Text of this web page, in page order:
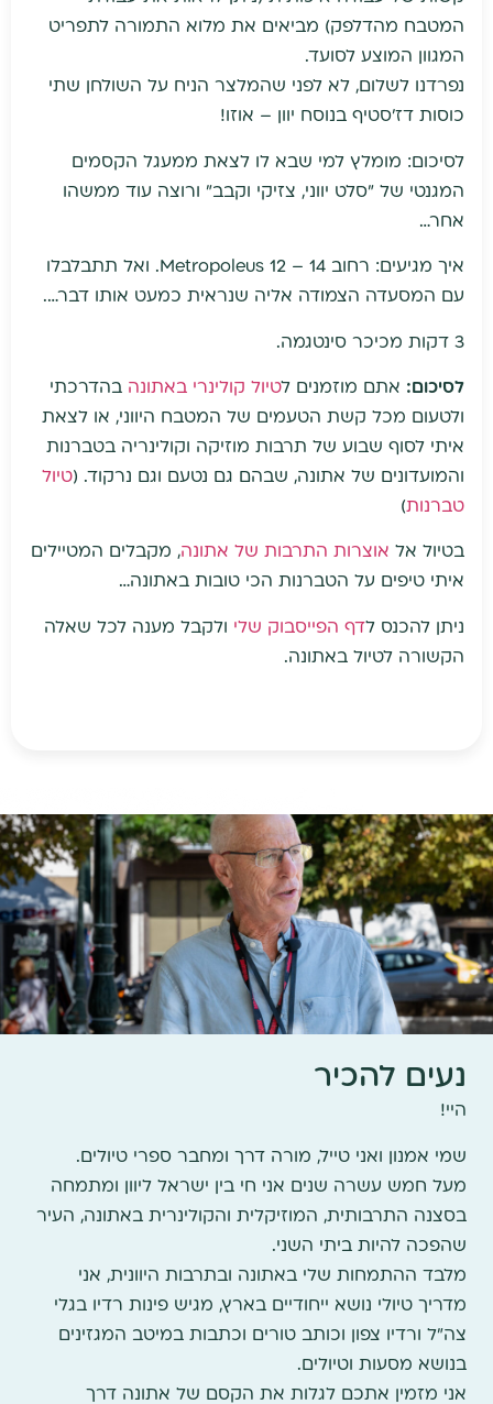
המטבח מהדלפק) מביאים את מלוא התמורה לתפריט
המגוון המוצע לסועד.
נפרדנו לשלום, לא לפני שהמלצר הניח על השולחן שתי
כוסות דז'סטיף בנוסח יוון – אוזו!
לסיכום: מומלץ למי שבא לו לצאת ממעגל הקסמים
המגנטי של "סלט יווני, צזיקי וקבב" ורוצה עוד ממשהו
אחר…
איך מגיעים: רחוב Metropoleus 12 – 14. ואל תתבלבלו
עם המסעדה הצמודה אליה שנראית כמעט אותו דבר….
3 דקות מכיכר סינטגמה.
לסיכום: אתם מוזמנים לטיול קולינרי באתונה בהדרכתי
ולטעום מכל קשת הטעמים של המטבח היווני, או לצאת
איתי לסוף שבוע של תרבות מוזיקה וקולינריה בטברנות
והמועדונים של אתונה, שבהם גם נטעם וגם נרקוד. (טיול
טברנות)
בטיול אל אוצרות התרבות של אתונה, מקבלים המטיילים
איתי טיפים על הטברנות הכי טובות באתונה…
ניתן להכנס לדף הפייסבוק שלי ולקבל מענה לכל שאלה
הקשורה לטיול באתונה.
נעים להכיר
היי!
שמי אמנון ואני טייל, מורה דרך ומחבר ספרי טיולים.
מעל חמש עשרה שנים אני חי בין ישראל ליוון ומתמחה
בסצנה התרבותית, המוזיקלית והקולינרית באתונה, העיר
שהפכה להיות ביתי השני.
מלבד ההתמחות שלי באתונה ובתרבות היוונית, אני
מדריך טיולי נושא ייחודיים בארץ, מגיש פינות רדיו בגלי
צה"ל ורדיו צפון וכותב טורים וכתבות במיטב המגזינים
בנושא מסעות וטיולים.
אני מזמין אתכם לגלות את הקסם של אתונה דרך